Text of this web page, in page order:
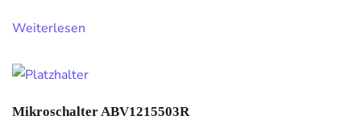
Weiterlesen
Mikroschalter ABV1215503R